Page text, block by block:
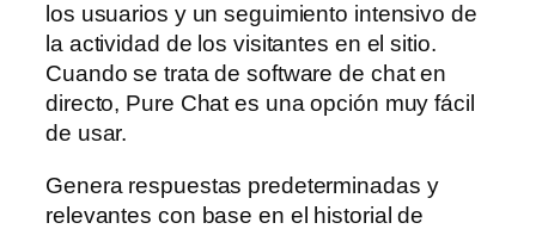
los usuarios y un seguimiento intensivo de
la actividad de los visitantes en el sitio.
Cuando se trata de software de chat en
directo, Pure Chat es una opción muy fácil
de usar.
Genera respuestas predeterminadas y
relevantes con base en el historial de